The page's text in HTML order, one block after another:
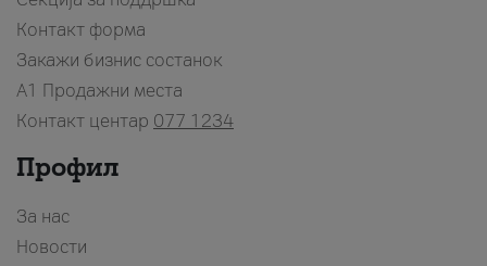
Контакт форма
Закажи бизнис состанок
A1 Продажни места
Контакт центар 077 1234
Профил
За нас
Новости